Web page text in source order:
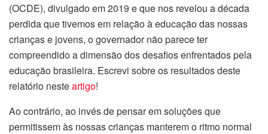
(OCDE), divulgado em 2019 e que nos revelou a década
perdida que tivemos em relação à educação das nossas
crianças e jovens, o governador não parece ter
compreendido a dimensão dos desafios enfrentados pela
educação brasileira. Escrevi sobre os resultados deste
relatório nesteartigo!
Ao contrário, ao invés de pensar em soluções que
permitissem às nossas crianças manterem o ritmo normal